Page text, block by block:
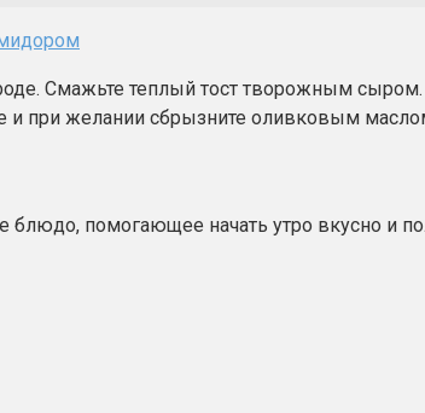
Смажьте теплый тост творожным
и при желании сбрызните оливковым
помогающее начать утро вкусно и